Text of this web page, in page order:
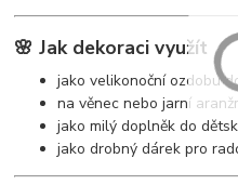
🌸 Jak dekoraci využít
jako velikonoční ozdobu
na věnec nebo jarní
jako milý doplněk do
jako drobný dárek pro